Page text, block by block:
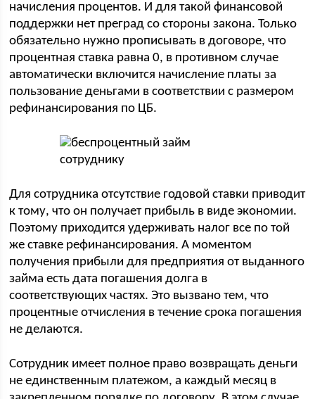
начисления процентов. И для такой финансовой
поддержки нет преград со стороны закона. Только
обязательно нужно прописывать в договоре, что
процентная ставка равна 0, в противном случае
автоматически включится начисление платы за
пользование деньгами в соответствии с размером
рефинансирования по ЦБ.
Для сотрудника отсутствие годовой ставки приводит
к тому, что он получает прибыль в виде экономии.
Поэтому приходится удерживать налог все по той
же ставке рефинансирования. А моментом
получения прибыли для предприятия от выданного
займа есть дата погашения долга в
соответствующих частях. Это вызвано тем, что
процентные отчисления в течение срока погашения
не делаются.
Сотрудник имеет полное право возвращать деньги
не единственным платежом, а каждый месяц в